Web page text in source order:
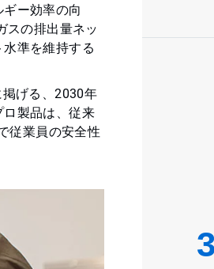
ー効率の向
スの排出量ネッ
準を維持する
げる、2030年
製品は、従来
従業員の安全性